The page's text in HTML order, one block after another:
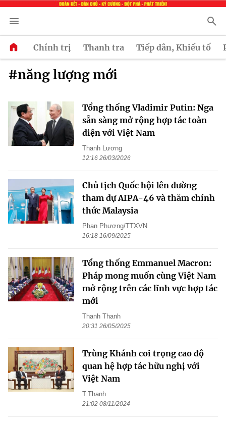
Chính trị Thanh tra Tiếp dân, Khiếu tố
#năng lượng mới
Tổng thống Vladimir Putin: Nga
sẵn sàng mở rộng hợp tác toàn
diện với Việt Nam
Thanh Lương
12:16 26/03/2026
Chủ tịch Quốc hội lên đường
tham dự AIPA-46 và thăm chính
thức Malaysia
Phan Phương/TTXVN
16:18 16/09/2025
Tổng thống Emmanuel Macron:
Pháp mong muốn cùng Việt Nam
mở rộng trên các lĩnh vực hợp tác
mới
Thanh Thanh
20:31 26/05/2025
Trùng Khánh coi trọng cao độ
quan hệ hợp tác hữu nghị với
Việt Nam
T.Thanh
21:02 08/11/2024